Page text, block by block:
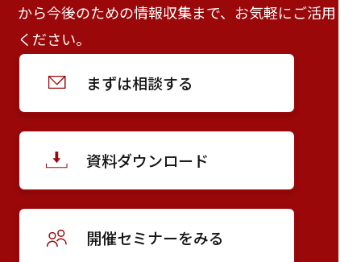
から今後のための情報収集まで、お気軽にご活用
ください。
まずは相談する
資料ダウンロード
開催セミナーをみる